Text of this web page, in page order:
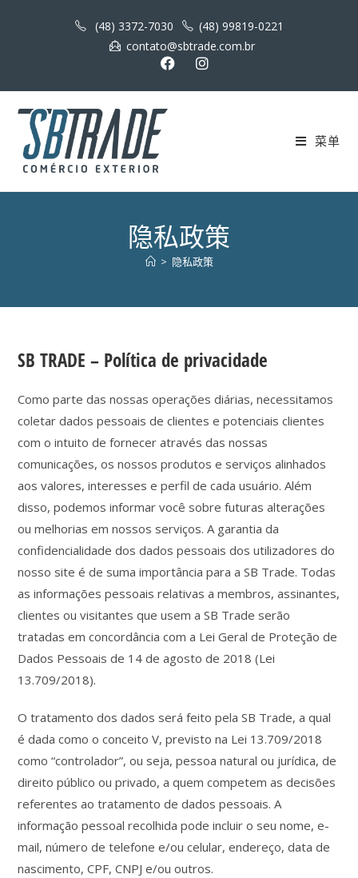
(48) 3372-7030
(48) 99819-0221
contato@sbtrade.com.br
菜单
隐私政策
> 隐私政策
SB TRADE – Política de privacidade
Como parte das nossas operações diárias, necessitamos
coletar dados pessoais de clientes e potenciais clientes
com o intuito de fornecer através das nossas
comunicações, os nossos produtos e serviços alinhados
aos valores, interesses e perfil de cada usuário. Além
disso, podemos informar você sobre futuras alterações
ou melhorias em nossos serviços. A garantia da
confidencialidade dos dados pessoais dos utilizadores do
nosso site é de suma importância para a SB Trade. Todas
as informações pessoais relativas a membros, assinantes,
clientes ou visitantes que usem a SB Trade serão
tratadas em concordância com a Lei Geral de Proteção de
Dados Pessoais de 14 de agosto de 2018 (Lei
13.709/2018).
O tratamento dos dados será feito pela SB Trade, a qual
é dada como o conceito V, previsto na Lei 13.709/2018
como “controlador”, ou seja, pessoa natural ou jurídica, de
direito público ou privado, a quem competem as decisões
referentes ao tratamento de dados pessoais. A
informação pessoal recolhida pode incluir o seu nome, e-
mail, número de telefone e/ou celular, endereço, data de
nascimento, CPF, CNPJ e/ou outros.